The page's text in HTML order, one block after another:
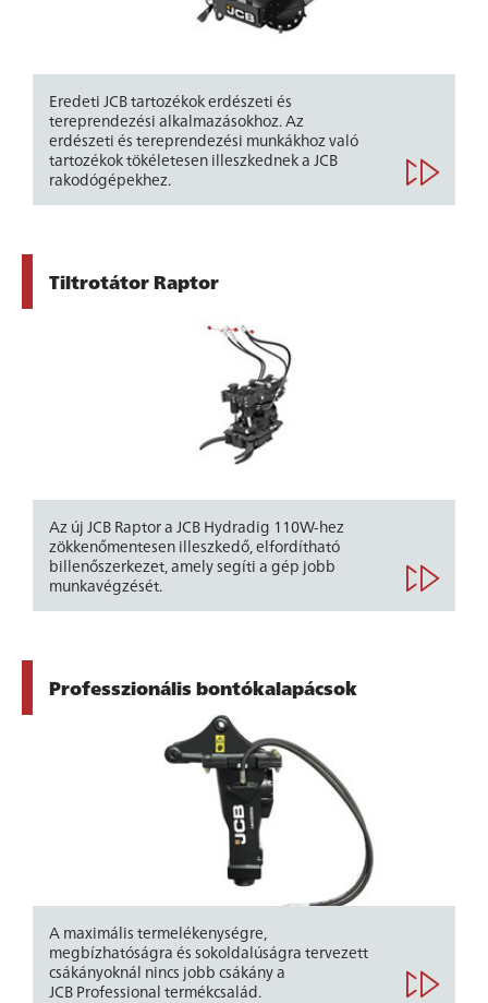
Eredeti JCB tartozékok erdészeti és
tereprendezési alkalmazásokhoz. Az
erdészeti és tereprendezési munkákhoz való
tartozékok tökéletesen illeszkednek a JCB
rakodógépekhez.
Tiltrotátor Raptor
Az új JCB Raptor a JCB Hydradig 110W-hez
zökkenőmentesen illeszkedő, elfordítható
billenőszerkezet, amely segíti a gép jobb
munkavégzését.
Professzionális bontókalapácsok
A maximális termelékenységre,
megbízhatóságra és sokoldalúságra tervezett
csákányoknál nincs jobb csákány a
JCB Professional termékcsalád.